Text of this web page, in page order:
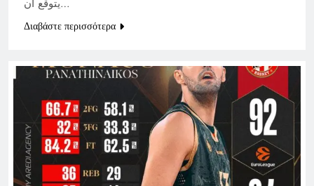
يتوقع أن…
Διαβάστε περισσότερα